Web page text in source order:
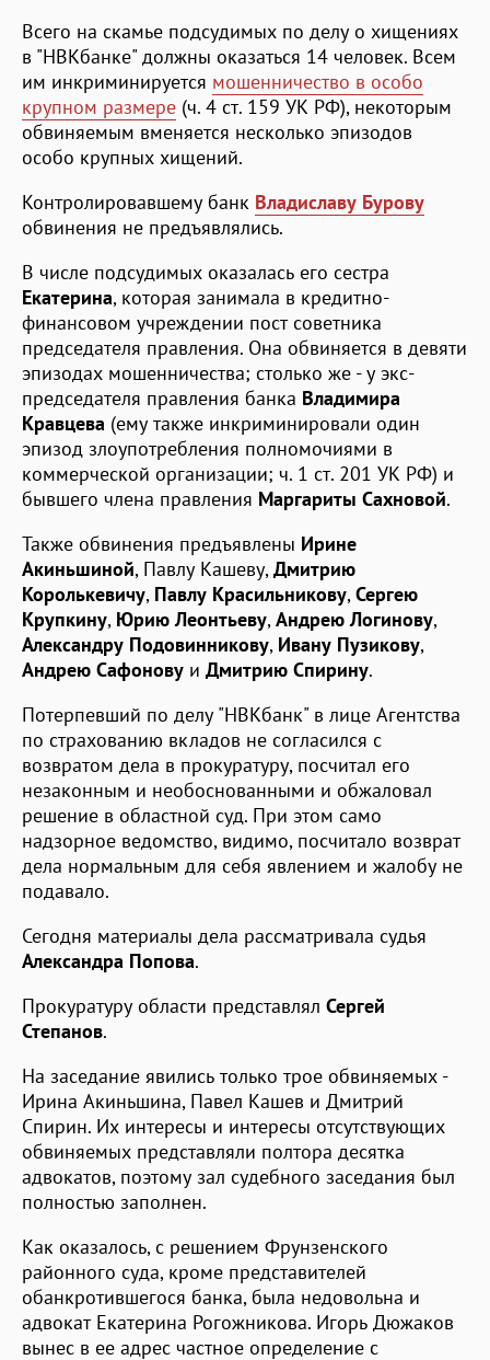
Всего на скамье подсудимых по делу о хищениях
в "НВКбанке" должны оказаться 14 человек. Всем
им инкриминируется мошенничество в особо
крупном размере (ч. 4 ст. 159 УК РФ), некоторым
обвиняемым вменяется несколько эпизодов
особо крупных хищений.
Контролировавшему банк Владиславу Бурову
обвинения не предъявлялись.
В числе подсудимых оказалась его сестра
Екатерина, которая занимала в кредитно-
финансовом учреждении пост советника
председателя правления. Она обвиняется в девяти
эпизодах мошенничества; столько же - у экс-
председателя правления банка Владимира
Кравцева (ему также инкриминировали один
эпизод злоупотребления полномочиями в
коммерческой организации; ч. 1 ст. 201 УК РФ) и
бывшего члена правления Маргариты Сахновой.
Также обвинения предъявлены Ирине
Акиньшиной, Павлу Кашеву, Дмитрию
Королькевичу, Павлу Красильникову, Сергею
Крупкину, Юрию Леонтьеву, Андрею Логинову,
Александру Подовинникову, Ивану Пузикову,
Андрею Сафонову и Дмитрию Спирину.
Потерпевший по делу "НВКбанк" в лице Агентства
по страхованию вкладов не согласился с
возвратом дела в прокуратуру, посчитал его
незаконным и необоснованными и обжаловал
решение в областной суд. При этом само
надзорное ведомство, видимо, посчитало возврат
дела нормальным для себя явлением и жалобу не
подавало.
Сегодня материалы дела рассматривала судья
Александра Попова.
Прокуратуру области представлял Сергей
Степанов.
На заседание явились только трое обвиняемых -
Ирина Акиньшина, Павел Кашев и Дмитрий
Спирин. Их интересы и интересы отсутствующих
обвиняемых представляли полтора десятка
адвокатов, поэтому зал судебного заседания был
полностью заполнен.
Как оказалось, с решением Фрунзенского
районного суда, кроме представителей
обанкротившегося банка, была недовольна и
адвокат Екатерина Рогожникова. Игорь Дюжаков
вынес в ее адрес частное определение с